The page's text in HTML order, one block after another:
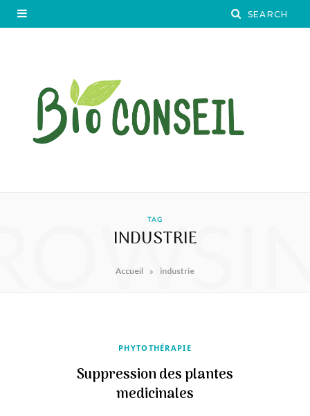
TAG
INDUSTRIE
Accueil » industrie
PHYTOTHÉRAPIE
Suppression des plantes
medicinales